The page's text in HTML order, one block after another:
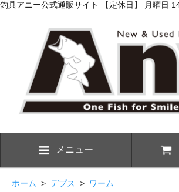
釣具アニー公式通販サイト 【定休日】 月曜日
メニュー
ホーム > デプス > ワーム